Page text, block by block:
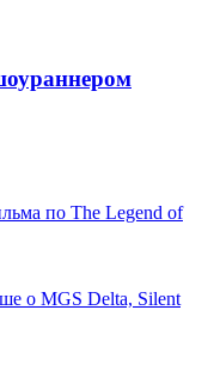
по The Legend of
о MGS Delta, Silent